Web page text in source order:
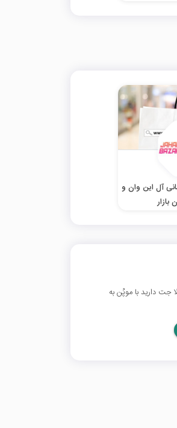
هزار تومانی آل این وان و
جت دارید با موپُن به